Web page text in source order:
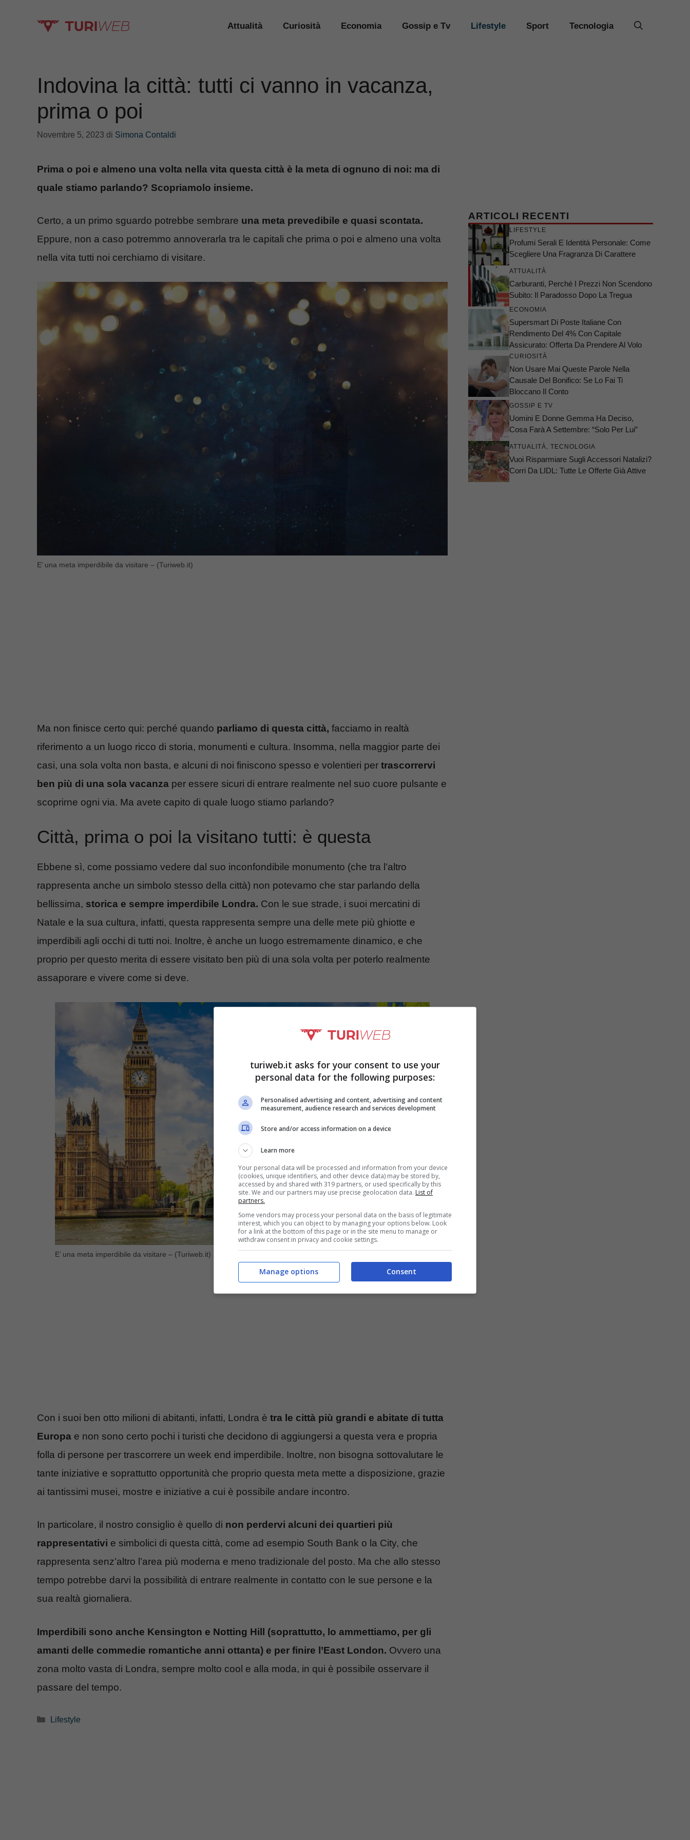
Attualità Curiosità Economia Gossip e Tv Lifestyle Sport Tecnologia
Indovina la città: tutti ci vanno in vacanza,
prima o poi
Novembre 5, 2023 di Simona Contaldi
Prima o poi e almeno una volta nella vita questa città è la meta di ognuno di noi: ma di
quale stiamo parlando? Scopriamolo insieme.
Certo, a un primo sguardo potrebbe sembrare una meta prevedibile e quasi scontata.
Eppure, non a caso potremmo annoverarla tra le capitali che prima o poi e almeno una volta
nella vita tutti noi cerchiamo di visitare.
E’ una meta imperdibile da visitare – (Turiweb.it)
Ma non finisce certo qui: perché quando parliamo di questa città, facciamo in realtà
riferimento a un luogo ricco di storia, monumenti e cultura. Insomma, nella maggior parte dei
casi, una sola volta non basta, e alcuni di noi finiscono spesso e volentieri per trascorrervi
ben più di una sola vacanza per essere sicuri di entrare realmente nel suo cuore pulsante e
scoprirne ogni via. Ma avete capito di quale luogo stiamo parlando?
Città, prima o poi la visitano tutti: è questa
Ebbene sì, come possiamo vedere dal suo inconfondibile monumento (che tra l’altro
rappresenta anche un simbolo stesso della città) non potevamo che star parlando della
bellissima, storica e sempre imperdibile Londra. Con le sue strade, i suoi mercatini di
Natale e la sua cultura, infatti, questa rappresenta sempre una delle mete più ghiotte e
imperdibili agli occhi di tutti noi. Inoltre, è anche un luogo estremamente dinamico, e che
proprio per questo merita di essere visitato ben più di una sola volta per poterlo realmente
assaporare e vivere come si deve.
E’ una meta imperdibile da visitare – (Turiweb.it)
Con i suoi ben otto milioni di abitanti, infatti, Londra è tra le città più grandi e abitate di tutta
Europa e non sono certo pochi i turisti che decidono di aggiungersi a questa vera e propria
folla di persone per trascorrere un week end imperdibile. Inoltre, non bisogna sottovalutare le
tante iniziative e soprattutto opportunità che proprio questa meta mette a disposizione, grazie
ai tantissimi musei, mostre e iniziative a cui è possibile andare incontro.
In particolare, il nostro consiglio è quello di non perdervi alcuni dei quartieri più
rappresentativi e simbolici di questa città, come ad esempio South Bank o la City, che
rappresenta senz’altro l’area più moderna e meno tradizionale del posto. Ma che allo stesso
tempo potrebbe darvi la possibilità di entrare realmente in contatto con le sue persone e la
sua realtà giornaliera.
Imperdibili sono anche Kensington e Notting Hill (soprattutto, lo ammettiamo, per gli
amanti delle commedie romantiche anni ottanta) e per finire l’East London. Ovvero una
zona molto vasta di Londra, sempre molto cool e alla moda, in qui è possibile osservare il
passare del tempo.
Categorie
Lifestyle
ARTICOLI RECENTI
LIFESTYLE
Profumi Serali E Identità Personale: Come
Scegliere Una Fragranza Di Carattere
ATTUALITÀ
Carburanti, Perché I Prezzi Non Scendono
Subito: Il Paradosso Dopo La Tregua
ECONOMIA
Supersmart Di Poste Italiane Con
Rendimento Del 4% Con Capitale
Assicurato: Offerta Da Prendere Al Volo
CURIOSITÀ
Non Usare Mai Queste Parole Nella
Causale Del Bonifico: Se Lo Fai Ti
Bloccano Il Conto
GOSSIP E TV
Uomini E Donne Gemma Ha Deciso,
Cosa Farà A Settembre: “Solo Per Lui”
ATTUALITÀ, TECNOLOGIA
Vuoi Risparmiare Sugli Accessori Natalizi?
Corri Da LIDL: Tutte Le Offerte Già Attive
turiweb.it asks for your consent to use your
personal data for the following purposes:
Personalised advertising and content, advertising and content
measurement, audience research and services development
Store and/or access information on a device
Learn more
Your personal data will be processed and information from your device
(cookies, unique identifiers, and other device data) may be stored by,
accessed by and shared with 319 partners, or used specifically by this
site. We and our partners may use precise geolocation data. List of
partners.
Some vendors may process your personal data on the basis of legitimate
interest, which you can object to by managing your options below. Look
for a link at the bottom of this page or in the site menu to manage or
withdraw consent in privacy and cookie settings.
Consent
Manage options